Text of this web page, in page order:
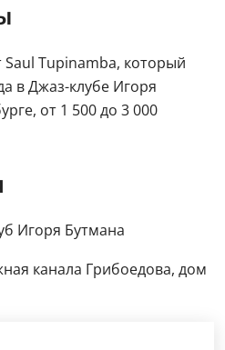
Tupinamba, который
в Джаз-клубе Игоря
от 1 500 до 3 000
Игоря Бутмана
канала Грибоедова, дом